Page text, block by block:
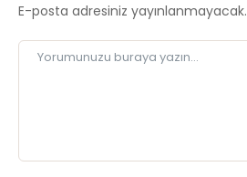
E-posta adresiniz yayınlanmayacak.